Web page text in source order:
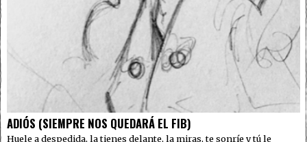
ADIÓS (SIEMPRE NOS QUEDARÁ EL FIB)
Huele a despedida, la tienes delante, la miras, te sonríe y tú le